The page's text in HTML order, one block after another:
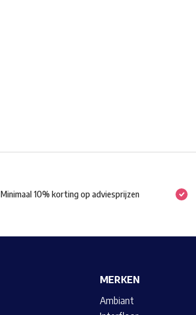
Minimaal 10% korting op adviesprijzen
MERKEN
Ambiant